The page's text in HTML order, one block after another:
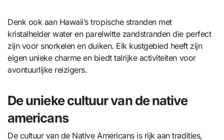
Denk ook aan Hawaii’s tropische stranden met
kristalhelder water en parelwitte zandstranden die perfect
zijn voor snorkelen en duiken. Elk kustgebied heeft zijn
eigen unieke charme en biedt talrijke activiteiten voor
avontuurlijke reizigers.
De unieke cultuur van de native
americans
De cultuur van de Native Americans is rijk aan tradities,